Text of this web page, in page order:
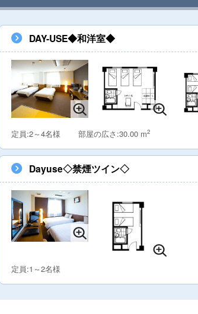
DAY-USE◆和洋室◆
定員:2～4名様 部屋の広さ:30.00 m2
Dayuse◇禁煙ツイン◇
定員:1～2名様